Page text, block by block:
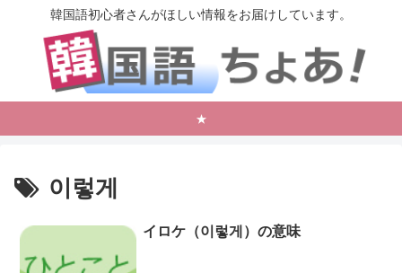
韓国語初心者さんがほしい情報をお届けしています。
★
이렇게
イロケ（이렇게）の意味